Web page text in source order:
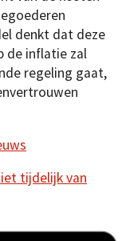
denkt dat deze
de inflatie zal
regeling gaat,
tijdelijk van